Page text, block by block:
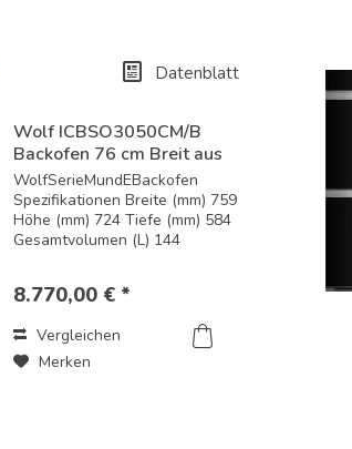
Datenblatt
Wolf ICBSO3050CM/B
Backofen 76 cm Breit aus
der...
WolfSerieMundEBackofen
Spezifikationen Breite (mm) 759
Höhe (mm) 724 Tiefe (mm) 584
Gesamtvolumen (L) 144
enthaltenes Zubehör
Standard- oder flächenbündige
Installation...
8.770,00 € *
Vergleichen
Merken